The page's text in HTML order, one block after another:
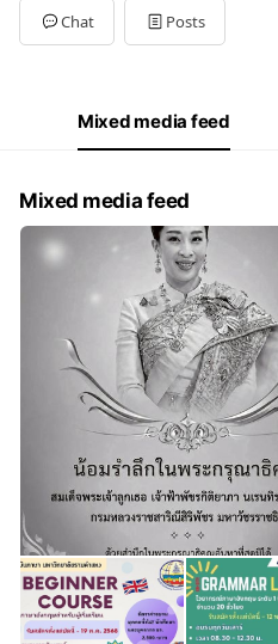
Tue09:00 - 17:00
Wed09:00 - 17:00
09:00 - 17:00
เว้นวันหยุดนักขัตฤกษ์
Chat Posts
Mixed media feed
Mixed media feed